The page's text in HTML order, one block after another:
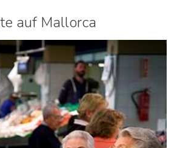
auf Mallorca